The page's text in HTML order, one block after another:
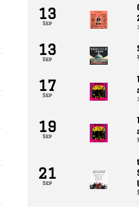
13
Sep
13
Sep
17
Sep
19
Sep
21
Sep